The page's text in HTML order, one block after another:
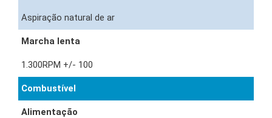
Aspiração natural de ar
Marcha lenta
1.300RPM +/- 100
Combustível
Alimentação